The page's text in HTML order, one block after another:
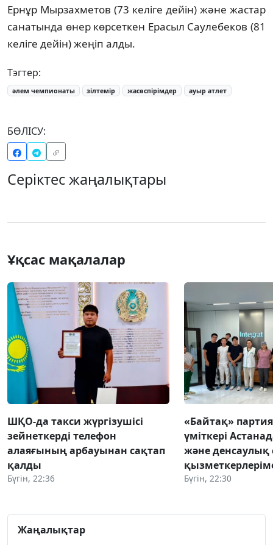
Ернұр Мырзахметов (73 келіге дейін) және жастар
санатында өнер көрсеткен Ерасыл Саулебеков (81
келіге дейін) жеңіп алды.
Тэгтер:
әлем чемпионаты зілтемір жасөспірімдер ауыр атлет
БӨЛІСУ:
Серіктес жаңалықтары
Ұқсас мақалалар
ШҚО-да такси жүргізушісі
зейнеткерді телефон
алаяғының арбауынан сақтап
қалды
Бүгін, 22:36
«Байтақ»
үміткері
және денсаулық
Бүгін, 22:30
Жаңалықтар